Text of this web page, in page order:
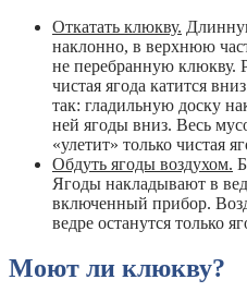
Откатать клюкву.
наклонно, в верхнюю
не перебранную клюкву.
чистая ягода катится
так: гладильную доску
ней ягоды вниз. Весь
«улетит» только чистая
Обдуть ягоды воздухом.
Ягоды накладывают в
включенный прибор.
ведре останутся только
Моют ли клюкву?